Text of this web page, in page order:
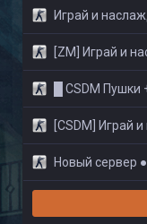
Играй и
[ZM] Играй и
█ CSDM Пушки +
[CSDM] Играй и
Новый сервер